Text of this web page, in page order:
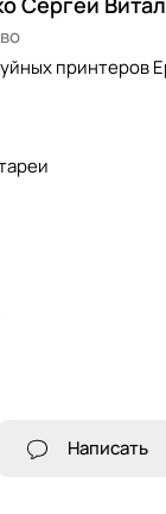
принтеров
Написать